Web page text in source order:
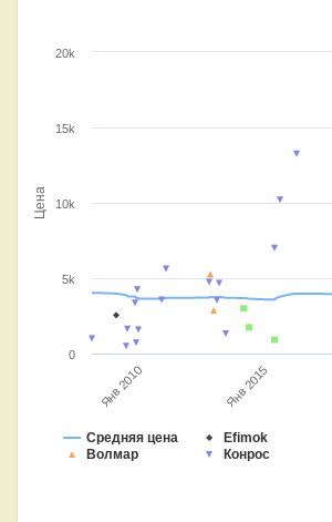
Цена
Средняя цена Efimok
Волмар
Конрос
Янв 2010 Янв 2015
0
5k
10k
15k
20k